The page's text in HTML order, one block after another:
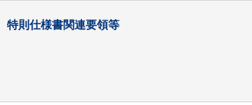
特則仕様書関連要領等